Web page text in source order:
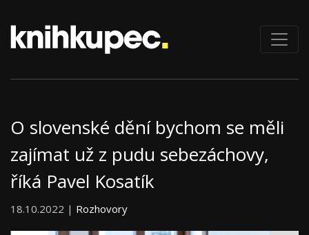
O slovenské dění bychom se měli
zajímat už z pudu sebezáchovy,
říká Pavel Kosatík
18.10.2022 | Rozhovory